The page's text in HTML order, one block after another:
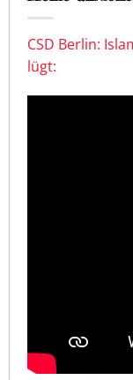
CSD Berlin:
lügt: